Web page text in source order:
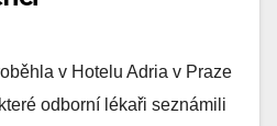
v Hotelu Adria v Praze
odborní lékaři seznámili